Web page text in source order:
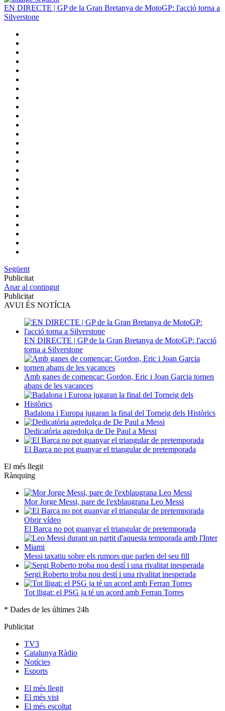
EN DIRECTE | GP de la Gran Bretanya de MotoGP: l'acció torna a
Silverstone
Següent
Publicitat
Anar al contingut
Publicitat
AVUI ÉS NOTÍCIA
EN DIRECTE | GP de la Gran Bretanya de MotoGP: l'acció
torna a Silverstone
Amb ganes de començar: Gordon, Eric i Joan Garcia tornen
abans de les vacances
Badalona i Europa jugaran la final del Torneig dels Històrics
Dedicatòria agredolça de De Paul a Messi
El Barça no pot guanyar el triangular de pretemporada
El més llegit
Rànquing
Mor Jorge Messi, pare de l'exblaugrana Leo Messi
Obrir vídeo
El Barça no pot guanyar el triangular de pretemporada
Messi taxatiu sobre els rumors que parlen del seu fill
Sergi Roberto troba nou destí i una rivalitat inesperada
Tot lligat: el PSG ja té un acord amb Ferran Torres
* Dades de les últimes 24h
Publicitat
TV3
Catalunya Ràdio
Notícies
Esports
El més llegit
El més vist
El més escoltat